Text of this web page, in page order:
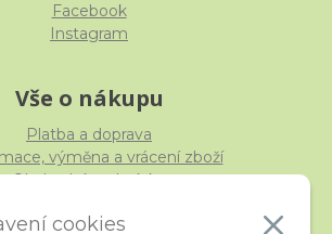
cookies
Facebook
Instagram
Vše o nákupu
Platba a doprava
výměna a vrácení zboží
Obchodní podmínky